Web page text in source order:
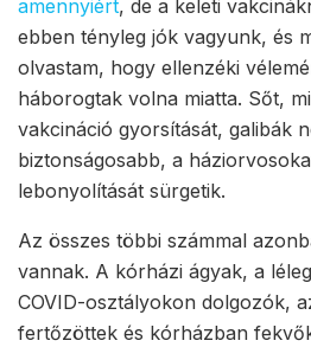
amennyiért, de a keleti
ebben tényleg jók vagyunk, és
olvastam, hogy ellenzéki
háborogtak volna miatta. Sőt,
vakcináció gyorsítását, galibák
biztonságosabb, a
lebonyolítását sürgetik.
Az összes többi számmal
vannak. A kórházi ágyak, a
COVID-osztályokon dolgozók,
fertőzöttek és kórházban